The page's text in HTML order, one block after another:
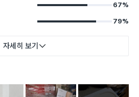
67%
79%
자세히 보기